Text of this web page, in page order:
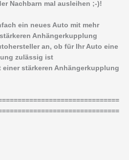
Nachbarn mal ausleihen ;-)!
ein neues Auto mit mehr
Anhängerkupplung
an, ob für Ihr Auto eine
zulässig ist
einer stärkeren Anhängerkupplung